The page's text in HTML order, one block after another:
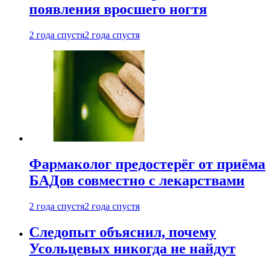
появления вросшего ногтя
2 года спустя2 года спустя
Фармаколог предостерёг от приёма
БАДов совместно с лекарствами
2 года спустя2 года спустя
Следопыт объяснил, почему
Усольцевых никогда не найдут